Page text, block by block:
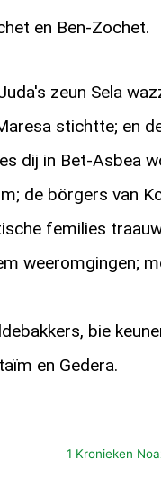
en Ben-Zochet.
zeun Sela
stichtte; en
dij in Bet-Asbea
de börgers van
femilies
weeromgingen;
bie
en Gedera.
1 Kronieken